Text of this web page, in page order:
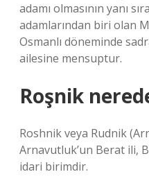
adamı olmasının yanı
adamlarından biri olan
Osmanlı döneminde
ailesine mensuptur.
Roşnik
Roshnik veya Rudnik
Arnavutluk’un Berat ili,
idari birimdir.